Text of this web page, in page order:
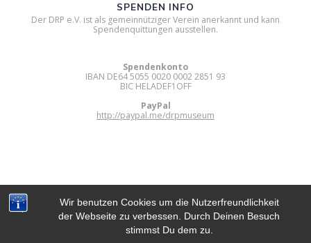
Wir benutzen Cookies um die Nutzerfreundlichkeit
der Webseite zu verbessen. Durch Deinen Besuch
stimmst Du dem zu.
DIGITAL RETRO PARK E.V.
SPENDEN INFO
Der DRP e.V. ist als gemeinnütziger Verein anerkannt und kann
Spendenquittungen ausstellen.
Spendenkonto
IBAN DE64 5055 0020 0002 2851 93
BIC HELADEF1OFF
PayPal
http://paypal.me/drpmuseum